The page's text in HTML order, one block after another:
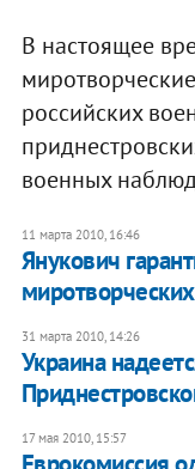
В настоящее
российских
военных
11 марта 2010, 16:46
Янукович
31 марта 2010, 14:26
Украина
17 мая 2010, 15:57